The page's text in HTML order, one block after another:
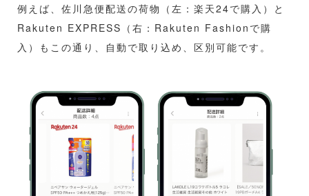
例えば、佐川急便配送の荷物（左：楽天24で購入）と
Rakuten EXPRESS（右：Rakuten Fashionで購
入）もこの通り、自動で取り込め、区別可能です。